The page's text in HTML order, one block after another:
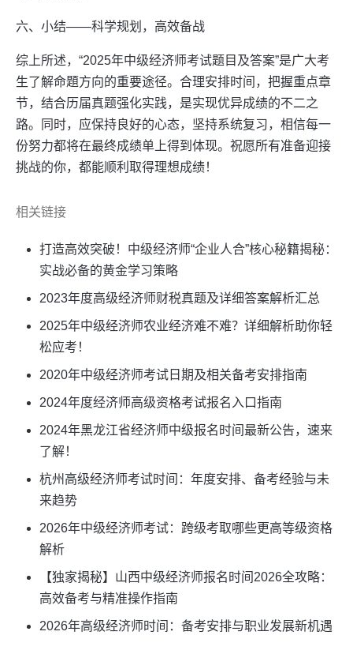
六、小结——科学规划，高效备战
综上所述，“2025年中级经济师考试题目及答案”是广大考
生了解命題方向的重要途径。合理安排时间，把握重点章
节，结合历届真题强化实践，是实现优异成绩的不二之
路。同时，应保持良好的心态，坚持系统复习，相信每一
份努力都将在最终成绩单上得到体现。祝愿所有准备迎接
挑战的你，都能顺利取得理想成绩！
相关链接
打造高效突破！中级经济师“企业人合”核心秘籍揭秘：
实战必备的黄金学习策略
2023年度高级经济师财税真题及详细答案解析汇总
2025年中级经济师农业经济难不难？详细解析助你轻
松应考！
2020年中级经济师考试日期及相关备考安排指南
2024年度经济师高级资格考试报名入口指南
2024年黑龙江省经济师中级报名时间最新公告，速来
了解！
杭州高级经济师考试时间：年度安排、备考经验与未
来趋势
2026年中级经济师考试：跨级考取哪些更高等级资格
解析
【独家揭秘】山西中级经济师报名时间2026全攻略：
高效备考与精准操作指南
2026年高级经济师时间：备考安排与职业发展新机遇